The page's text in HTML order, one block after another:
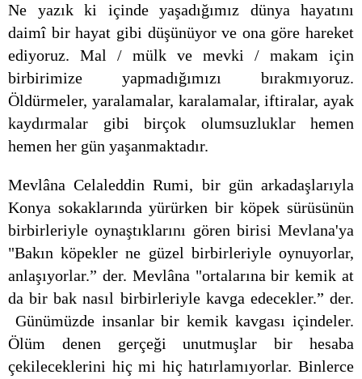
Ne yazık ki içinde yaşadığımız dünya hayatını
daimî bir hayat gibi düşünüyor ve ona göre hareket
ediyoruz. Mal / mülk ve mevki / makam için
birbirimize yapmadığımızı bırakmıyoruz.
Öldürmeler, yaralamalar, karalamalar, iftiralar, ayak
kaydırmalar gibi birçok olumsuzluklar hemen
hemen her gün yaşanmaktadır.
Mevlâna Celaleddin Rumi, bir gün arkadaşlarıyla
Konya sokaklarında yürürken bir köpek sürüsünün
birbirleriyle oynaştıklarını gören birisi Mevlana'ya
"Bakın köpekler ne güzel birbirleriyle oynuyorlar,
anlaşıyorlar.” der. Mevlâna "ortalarına bir kemik at
da bir bak nasıl birbirleriyle kavga edecekler.” der.
Günümüzde insanlar bir kemik kavgası içindeler.
Ölüm denen gerçeği unutmuşlar bir hesaba
çekileceklerini hiç mi hiç hatırlamıyorlar. Binlerce